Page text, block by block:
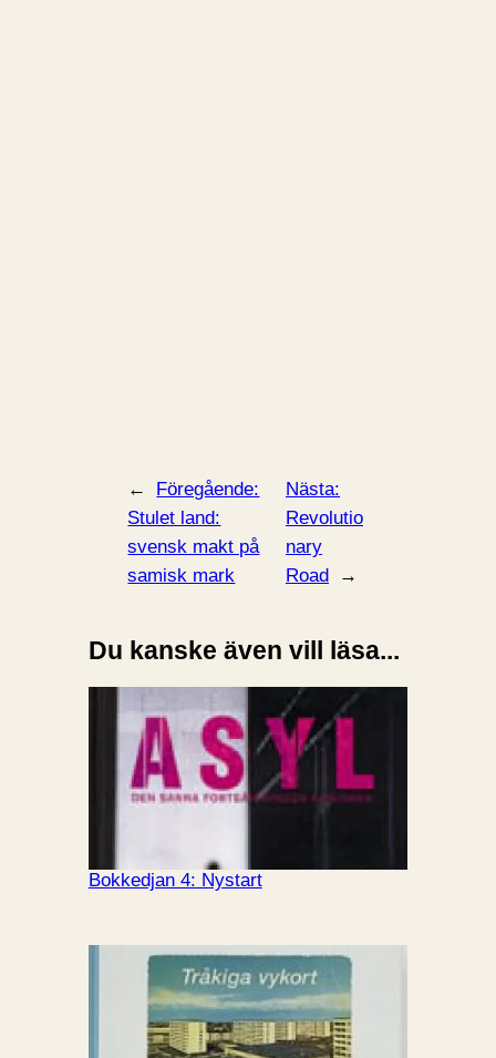
←
Föregående:
Stulet land:
svensk makt på
samisk mark
Nästa:
Revolutio
nary
Road
→
Du kanske även vill läsa...
Bokkedjan 4: Nystart